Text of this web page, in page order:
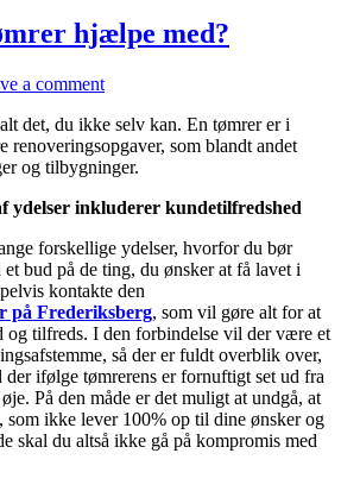
hjælpe med?
a comment
det, du ikke selv kan. En tømrer er i
renoveringsopgaver, som blandt andet
og tilbygninger.
ydelser inkluderer kundetilfredshed
forskellige ydelser, hvorfor du bør
bud på de ting, du ønsker at få lavet i
kontakte den
på Frederiksberg, som vil gøre alt for at
og tilfreds. I den forbindelse vil der være et
så der er fuldt overblik over,
der ifølge tømrerens er fornuftigt set ud fra
På den måde er det muligt at undgå, at
som ikke lever 100% op til dine ønsker og
skal du altså ikke gå på kompromis med